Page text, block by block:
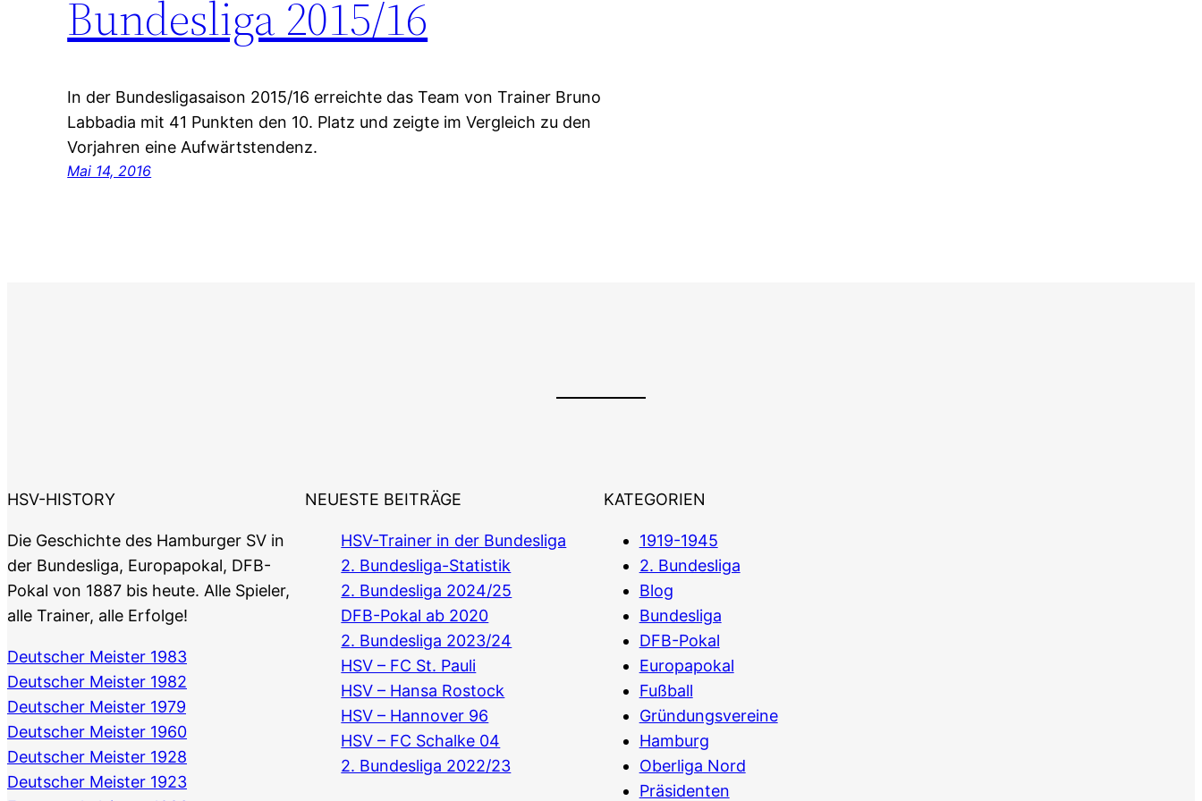
Bundesliga 2015/16
In der Bundesligasaison 2015/16 erreichte das Team von Trainer Bruno
Labbadia mit 41 Punkten den 10. Platz und zeigte im Vergleich zu den
Vorjahren eine Aufwärtstendenz.
Mai 14, 2016
HSV-HISTORY
Die Geschichte des Hamburger SV in
der Bundesliga, Europapokal, DFB-
Pokal von 1887 bis heute. Alle Spieler,
alle Trainer, alle Erfolge!
Deutscher Meister 1983
Deutscher Meister 1982
Deutscher Meister 1979
Deutscher Meister 1960
Deutscher Meister 1928
Deutscher Meister 1923
NEUESTE BEITRÄGE
HSV-Trainer in der Bundesliga
2. Bundesliga-Statistik
2. Bundesliga 2024/25
DFB-Pokal ab 2020
2. Bundesliga 2023/24
HSV – FC St. Pauli
HSV – Hansa Rostock
HSV – Hannover 96
HSV – FC Schalke 04
2. Bundesliga 2022/23
KATEGORIEN
1919-1945
2. Bundesliga
Blog
Bundesliga
DFB-Pokal
Europapokal
Fußball
Gründungsvereine
Hamburg
Oberliga Nord
Präsidenten